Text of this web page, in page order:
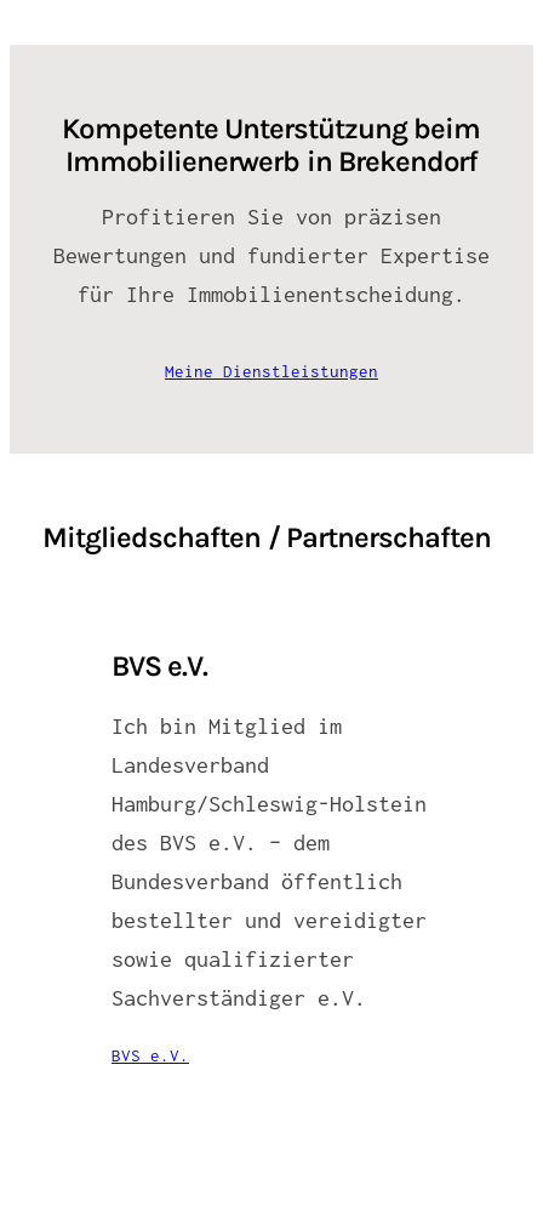
Kompetente Unterstützung beim
Immobilienerwerb in Brekendorf
Profitieren Sie von präzisen
Bewertungen und fundierter Expertise
für Ihre Immobilienentscheidung.
Meine Dienstleistungen
Mitgliedschaften / Partnerschaften
BVS e.V.
Ich bin Mitglied im
Landesverband
Hamburg/Schleswig-Holstein
des BVS e.V. – dem
Bundesverband öffentlich
bestellter und vereidigter
sowie qualifizierter
Sachverständiger e.V.
BVS e.V.